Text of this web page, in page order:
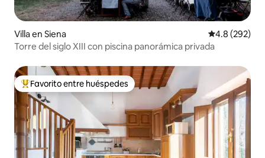
Villa en Siena Calificación
4.8 (292)
Torre del siglo XIII con piscina panorámica privada
Favorito entre huéspedes preferido
Favorito entre huéspedes